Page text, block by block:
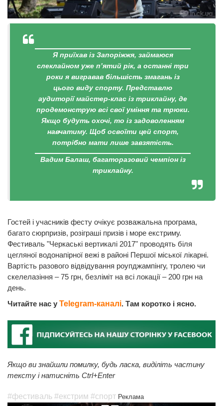
Я приїхав із Запоріжжя, займаюся
слеклайном уже п’ятий рік, а останні три
роки я вигравав більшість змагань із
цього виду спорту. Представлю
аудиторії майстер-клас із триклайну, де
продемонструю всі свої уміння та трюки.
Якщо будуть охочі, то із задоволенням
навчатиму. Щоб освоїти цей спорт,
потрібно мати лише завзятість.
Вадим Балаш, багаторазовий чемпіон із
триклайну.
Гостей і учасників фесту очікує розважальна програма,
багато сюрпризів, розіграші призів і море екстриму.
Фестиваль "Черкаські вертикалі 2017" проводять біля
цегляної водонапірної вежі в районі Першої міської лікарні.
Вартість разового відвідування роупджампінгу, тролею чи
скелелазіння – 75 грн, безліміт на всі локації – 200 грн на
день.
Читайте нас у Telegram-каналі. Там коротко і ясно.
Якщо ви знайшли помилку, будь ласка, виділіть частину
тексту і натисніть Ctrl+Enter
#фестиваль #екстрим #спорт Реклама